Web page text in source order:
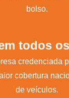
bolso.
todos os
credenciada
cobertura
de veículos.